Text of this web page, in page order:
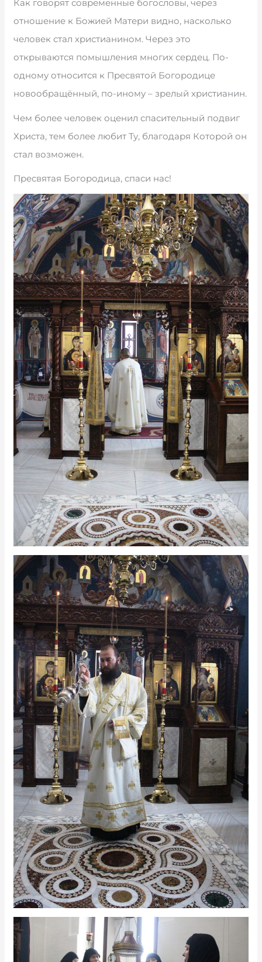
Как говорят современные богословы, через
отношение к Божией Матери видно, насколько
человек стал христианином. Через это
открываются помышления многих сердец. По-
одному относится к Пресвятой Богородице
новообращённый, по-иному – зрелый христианин.
Чем более человек оценил спасительный подвиг
Христа, тем более любит Ту, благодаря Которой он
стал возможен.
Пресвятая Богородица, спаси нас!